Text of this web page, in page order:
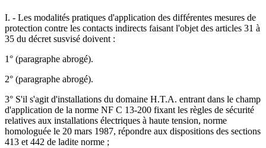
I. - Les modalités pratiques d'application des différentes mesures de
protection contre les contacts indirects faisant l'objet des articles 31 à
35 du décret susvisé doivent :
1° (paragraphe abrogé).
2° (paragraphe abrogé).
3° S'il s'agit d'installations du domaine H.T.A. entrant dans le champ
d'application de la norme NF C 13-200 fixant les règles de sécurité
relatives aux installations électriques à haute tension, norme
homologuée le 20 mars 1987, répondre aux dispositions des sections
413 et 442 de ladite norme ;